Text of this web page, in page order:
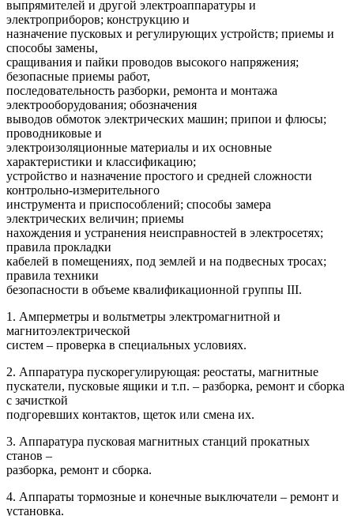
выпрямителей и другой электроаппаратуры и
электроприборов; конструкцию и
назначение пусковых и регулирующих устройств; приемы и
способы замены,
сращивания и пайки проводов высокого напряжения;
безопасные приемы работ,
последовательность разборки, ремонта и монтажа
электрооборудования; обозначения
выводов обмоток электрических машин; припои и флюсы;
проводниковые и
электроизоляционные материалы и их основные
характеристики и классификацию;
устройство и назначение простого и средней сложности
контрольно-измерительного
инструмента и приспособлений; способы замера
электрических величин; приемы
нахождения и устранения неисправностей в электросетях;
правила прокладки
кабелей в помещениях, под землей и на подвесных тросах;
правила техники
безопасности в объеме квалификационной группы III.
1. Амперметры и вольтметры электромагнитной и
магнитоэлектрической
систем – проверка в специальных условиях.
2. Аппаратура пускорегулирующая: реостаты, магнитные
пускатели, пусковые ящики и т.п. – разборка, ремонт и сборка
с зачисткой
подгоревших контактов, щеток или смена их.
3. Аппаратура пусковая магнитных станций прокатных
станов –
разборка, ремонт и сборка.
4. Аппараты тормозные и конечные выключатели – ремонт и
установка.